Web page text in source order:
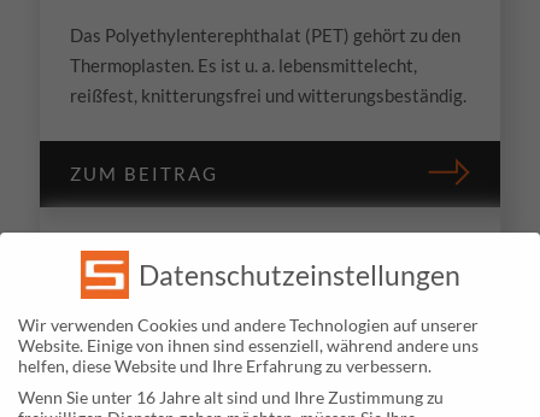
Das Polyethylenterephthalat (PET) gehört zu den
Thermoplasten. Es ist u. a. lebensmittelecht,
reißfest, knitterungsfrei und witterungsbeständig.
ZUM BEITRAG
Die Schließkraft beim Spritzguss
18. Juni 2021
Als Schließkraft (Kilonewton/kN) wird im
Spritzguss die Kraft bezeichnet, die die
Werkzeughälften aneinander presst. Lesen Sie
Datenschutzeinstellungen
Wir verwenden Cookies und andere Technologien auf unserer
Website. Einige von ihnen sind essenziell, während andere uns
helfen, diese Website und Ihre Erfahrung zu verbessern.
Wenn Sie unter 16 Jahre alt sind und Ihre Zustimmung zu